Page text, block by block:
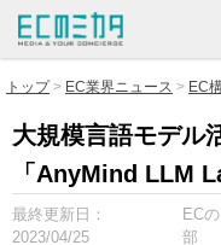
トップ EC業界ニュース EC
大規模言語モデル
「AnyMind LLM
最終更新日：
2023/04/25
EC
部